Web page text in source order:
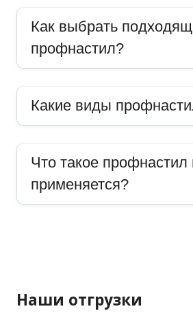
Как выбрать
профнастил?
Какие виды
Что такое профнастил
применяется?
Наши отгрузки